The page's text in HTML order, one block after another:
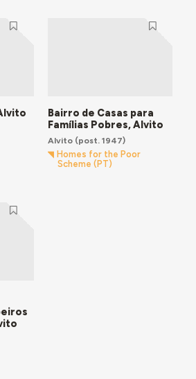
Bairro de Casas para
Famílias Pobres, Alvito
Alvito(post. 1947)
Homes for the Poor
Scheme (PT)